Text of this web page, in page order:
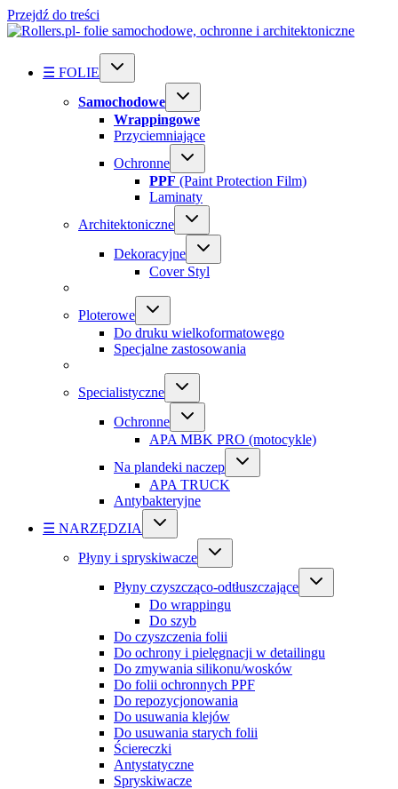
Przejdź do treści
☰ FOLIE
Samochodowe
Wrappingowe
Przyciemniające
Ochronne
PPF (Paint Protection Film)
Laminaty
Architektoniczne
Dekoracyjne
Cover Styl
Ploterowe
Do druku wielkoformatowego
Specjalne zastosowania
Specialistyczne
Ochronne
APA MBK PRO (motocykle)
Na plandeki naczep
APA TRUCK
Antybakteryjne
☰ NARZĘDZIA
Płyny i spryskiwacze
Płyny czyszcząco-odtłuszczające
Do wrappingu
Do szyb
Do czyszczenia folii
Do ochrony i pielęgnacji w detailingu
Do zmywania silikonu/wosków
Do folii ochronnych PPF
Do repozycjonowania
Do usuwania klejów
Do usuwania starych folii
Ściereczki
Antystatyczne
Spryskiwacze